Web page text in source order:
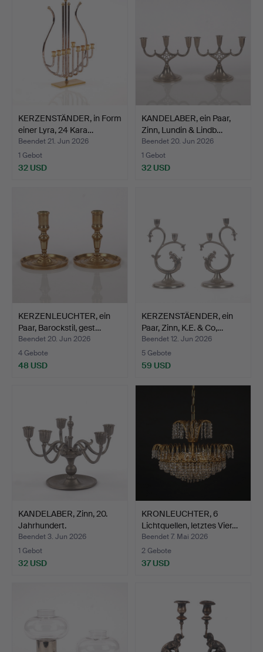
KERZENSTÄNDER, in Form
einer Lyra, 24 Kara…
Beendet 21. Jun 2026
1 Gebot
32 USD
KANDELABER, ein Paar,
Zinn, Lundin & Lindb…
Beendet 20. Jun 2026
1 Gebot
32 USD
KERZENLEUCHTER, ein
Paar, Barockstil, gest…
Beendet 20. Jun 2026
4 Gebote
48 USD
KERZENSTÄENDER, ein
Paar, Zinn, K.E. & Co,…
Beendet 12. Jun 2026
5 Gebote
59 USD
KANDELABER, Zinn, 20.
Jahrhundert.
Beendet 3. Jun 2026
1 Gebot
32 USD
KRONLEUCHTER, 6
Lichtquellen, letztes Vier…
Beendet 7. Mai 2026
2 Gebote
37 USD